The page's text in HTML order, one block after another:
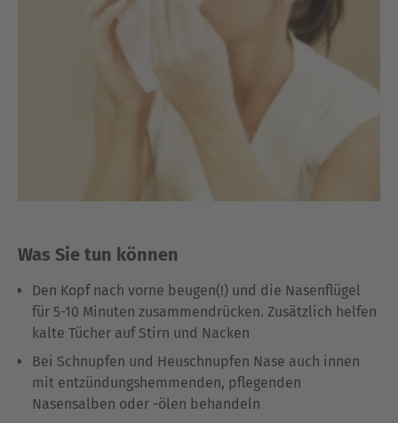
Was Sie tun können
Den Kopf nach vorne beugen(!) und die Nasenflügel
für 5-10 Minuten zusammendrücken. Zusätzlich helfen
kalte Tücher auf Stirn und Nacken
Bei Schnupfen und Heuschnupfen Nase auch innen
mit entzündungshemmenden, pflegenden
Nasensalben oder -ölen behandeln